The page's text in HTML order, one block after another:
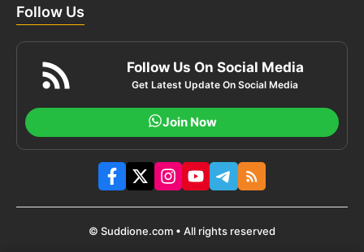
Follow Us
Follow Us On Social Media
Get Latest Update On Social Media
Join Now
© Suddione.com • All rights reserved